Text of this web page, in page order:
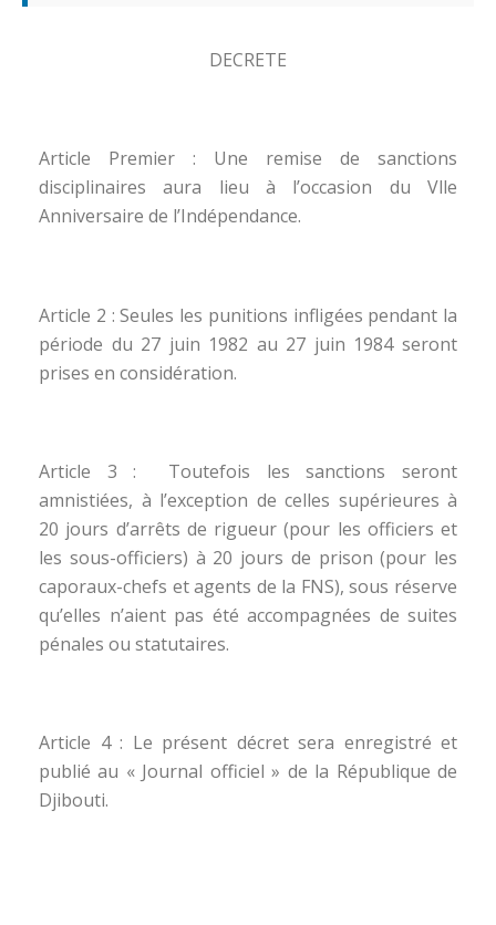
DECRETE
Article Premier : Une remise de sanctions
disciplinaires aura lieu à l’occasion du Vlle
Anniversaire de l’Indépendance.
Article 2 : Seules les punitions infligées pendant la
période du 27 juin 1982 au 27 juin 1984 seront
prises en considération.
Article 3 : Toutefois les sanctions seront
amnistiées, à l’exception de celles supérieures à
20 jours d’arrêts de rigueur (pour les officiers et
les sous-officiers) à 20 jours de prison (pour les
caporaux-chefs et agents de la FNS), sous réserve
qu’elles n’aient pas été accompagnées de suites
pénales ou statutaires.
Article 4 : Le présent décret sera enregistré et
publié au « Journal officiel » de la République de
Djibouti.